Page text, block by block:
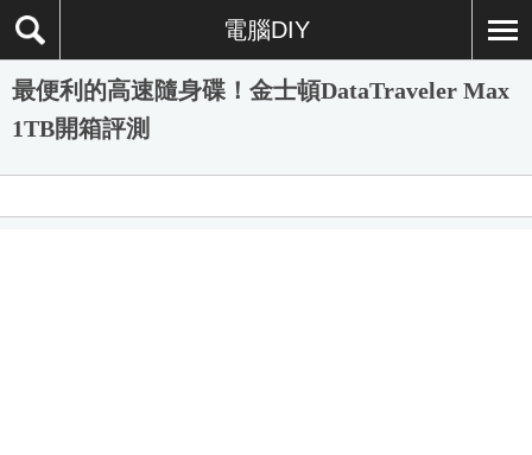
電腦DIY
最便利的高速隨身碟！金士頓DataTraveler Max
1TB開箱評測